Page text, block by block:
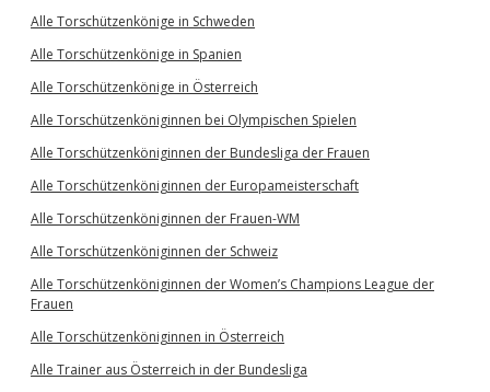
Alle Torschützenkönige in Schweden
Alle Torschützenkönige in Spanien
Alle Torschützenkönige in Österreich
Alle Torschützenköniginnen bei Olympischen Spielen
Alle Torschützenköniginnen der Bundesliga der Frauen
Alle Torschützenköniginnen der Europameisterschaft
Alle Torschützenköniginnen der Frauen-WM
Alle Torschützenköniginnen der Schweiz
Alle Torschützenköniginnen der Women’s Champions League der
Frauen
Alle Torschützenköniginnen in Österreich
Alle Trainer aus Österreich in der Bundesliga